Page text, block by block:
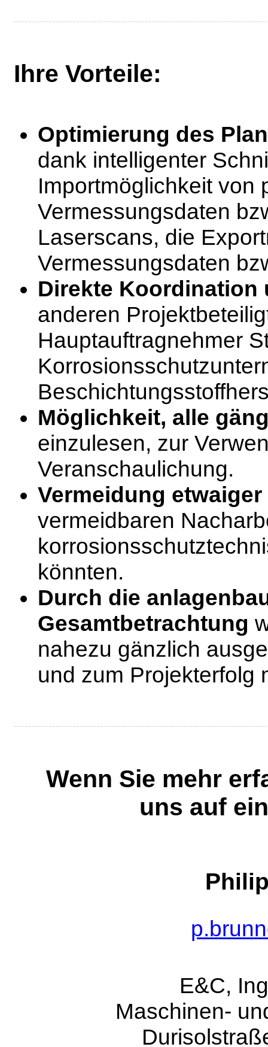
Ihre Vorteile:
Optimierung des
dank intelligenter
Importmöglichkeit von
Vermessungsdaten
Laserscans, die
Vermessungsdaten
Direkte
anderen
Hauptauftragnehmer
Möglichkeit, alle
einzulesen, zur
Veranschaulichung.
Vermeidung
vermeidbaren
könnten.
Durch die
Gesamtbetrachtung
nahezu gänzlich
und zum Projekterfolg
Wenn Sie mehr
uns auf
E&C,
Maschinen-